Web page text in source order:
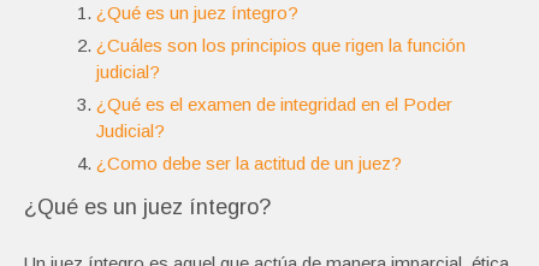
¿Qué es un juez íntegro?
¿Cuáles son los principios que rigen la función
judicial?
¿Qué es el examen de integridad en el Poder
Judicial?
¿Como debe ser la actitud de un juez?
¿Qué es un juez íntegro?